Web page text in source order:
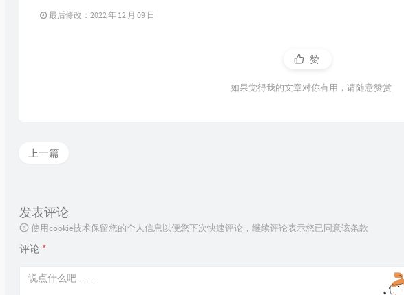
最后修改：2022 年 12 月 09 日
赞
如果觉得我的文章对你有用，请随意赞赏
上一篇
发表评论
使用cookie技术保留您的个人信息以便您下次快速评论，继续评论表示您已同意该条款
评论 *